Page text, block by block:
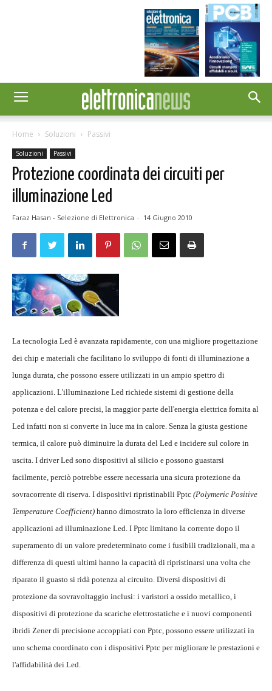
Home Soluzioni Passivi
Soluzioni Passivi
Protezione coordinata dei circuiti per
illuminazione Led
Faraz Hasan - Selezione di Elettronica - 14 Giugno 2010
La tecnologia Led è avanzata rapidamente, con una migliore progettazione
dei chip e materiali che facilitano lo sviluppo di fonti di illuminazione a
lunga durata, che possono essere utilizzati in un ampio spettro di
applicazioni. L'illuminazione Led richiede sistemi di gestione della
potenza e del calore precisi, la maggior parte dell'energia elettrica fornita al
Led infatti non si converte in luce ma in calore. Senza la giusta gestione
termica, il calore può diminuire la durata del Led e incidere sul colore in
uscita. I driver Led sono dispositivi al silicio e possono guastarsi
facilmente, perciò potrebbe essere necessaria una sicura protezione da
sovracorrente di riserva. I dispositivi ripristinabili Pptc (Polymeric Positive
Temperature Coefficient) hanno dimostrato la loro efficienza in diverse
applicazioni ad illuminazione Led. I Pptc limitano la corrente dopo il
superamento di un valore predeterminato come i fusibili tradizionali, ma a
differenza di questi ultimi hanno la capacità di ripristinarsi una volta che
riparato il guasto si ridà potenza al circuito. Diversi dispositivi di
protezione da sovravoltaggio inclusi: i varistori a ossido metallico, i
dispositivi di protezione da scariche elettrostatiche e i nuovi componenti
ibridi Zener di precisione accoppiati con Pptc, possono essere utilizzati in
uno schema coordinato con i dispositivi Pptc per migliorare le prestazioni e
l'affidabilità dei Led.